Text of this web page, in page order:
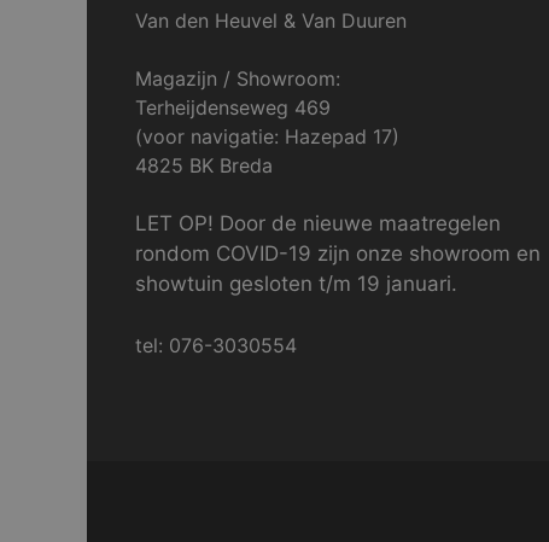
Van den Heuvel & Van Duuren
Magazijn / Showroom:
Terheijdenseweg 469
(voor navigatie: Hazepad 17)
4825 BK Breda
LET OP! Door de nieuwe maatregelen
rondom COVID-19 zijn onze showroom en
showtuin gesloten t/m 19 januari.
tel: 076-3030554